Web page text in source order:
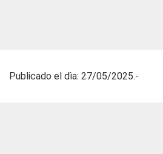
Publicado el dìa: 27/05/2025.-